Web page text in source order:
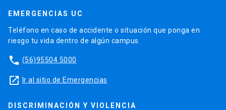
EMERGENCIAS UC
Teléfono en caso de accidente o situación que ponga en
riesgo tu vida dentro de algún campus.
phone (56)95504 5000
launch Ir al sitio de Emergencias
DISCRIMINACIÓN Y VIOLENCIA